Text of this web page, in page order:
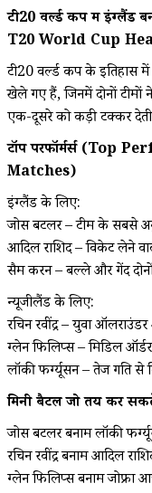
टी20 वर्ल्ड कप में इंग्लैंड
T20 World Cup
टी20 वर्ल्ड कप के
खेले गए हैं, जिनमें दोनों टीमों ने
एक-दूसरे को कड़ी टक्कर देती
टॉप परफॉर्मर्स (Top
Matches)
इंग्लैंड के लिए:
जोस बटलर – टीम के सबसे
आदिल राशिद – विकेट लेने
सैम करन – बल्ले और गेंद
न्यूजीलैंड के लिए:
रचिन रवींद्र – युवा
ग्लेन फिलिप्स – मिडिल
लॉकी फर्ग्यूसन – तेज गति से
मिनी बैटल जो तय कर
जोस बटलर बनाम लॉकी
रचिन रवींद्र बनाम आदिल
ग्लेन फिलिप्स बनाम जोफ्रा